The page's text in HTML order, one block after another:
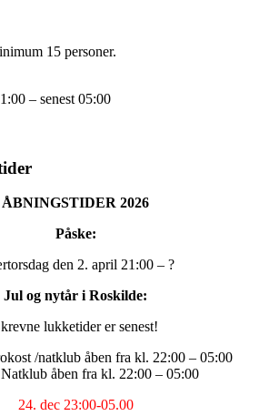
15 personer.
– senest 05:00
ÅBNINGSTIDER 2026
Påske:
den 2. april 21:00 – ?
Jul og nytår i Roskilde:
lukketider er senest!
/natklub åben fra kl. 22:00 – 05:00
åben fra kl. 22:00 – 05:00
24. dec 23:00-05.00